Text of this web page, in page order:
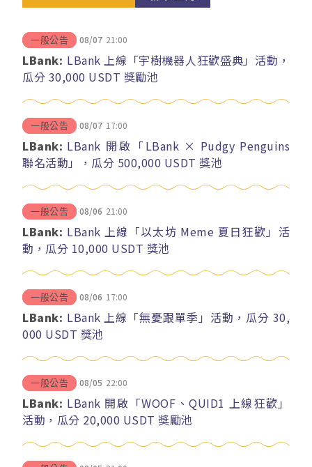
一般公告 08/07 21:00
LBank: LBank 上線「宇樹機器人狂歡盛典」活動，
瓜分 30,000 USDT 獎勵池
一般公告 08/07 17:00
LBank: LBank 開啟「LBank × Pudgy Penguins
聯名活動」，瓜分 500,000 USDT 獎池
一般公告 08/06 21:00
LBank: LBank 上線「以太坊 Meme 夏日狂歡」活
動，瓜分 10,000 USDT 獎池
一般公告 08/06 17:00
LBank: LBank 上線「無憂跟單季」活動，瓜分 30,
000 USDT 獎池
一般公告 08/05 22:00
LBank: LBank 開啟「WOOF、QUID1 上線狂歡」
活動，瓜分 20,000 USDT 獎勵池